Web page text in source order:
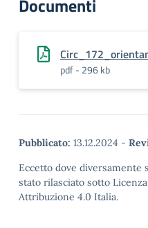
Documenti
pdf - 296 kb
Pubblicato: 13.12.2024 -
Eccetto dove diversamente
stato rilasciato sotto
Attribuzione 4.0 Italia.